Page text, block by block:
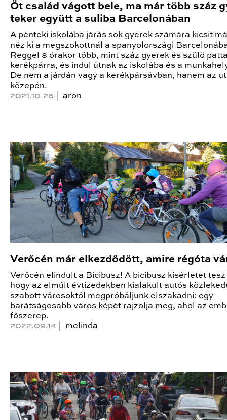
Öt család vágott bele, ma már több száz
teker együtt a suliba Barcelonában
A pénteki iskolába járás sok gyerek számára kicsit
néz ki a megszokottnál a spanyolországi
Reggel 8 órakor több, mint száz gyerek és szülő
kerékpárra, és indul útnak az iskolába és a
De nem a járdán vagy a kerékpársávban, hanem az
közepén.
2021.10.26 | aron
Verőcén már elkezdődött, amire régóta
Verőcén elindult a Bicibusz! A bicibusz kísérletet
hogy az elmúlt évtizedekben kialakult autós
szabott városoktól megpróbáljunk elszakadni: egy
barátságosabb város képét rajzolja meg, ahol az
főszerep.
2022.09.14 | melinda